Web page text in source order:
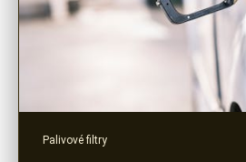
Palivové filtry